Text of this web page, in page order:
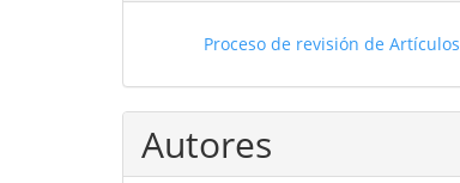
Proceso de revisión de Artículos
Autores